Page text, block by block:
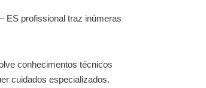
ES profissional traz inúmeras
conhecimentos técnicos
cuidados especializados.